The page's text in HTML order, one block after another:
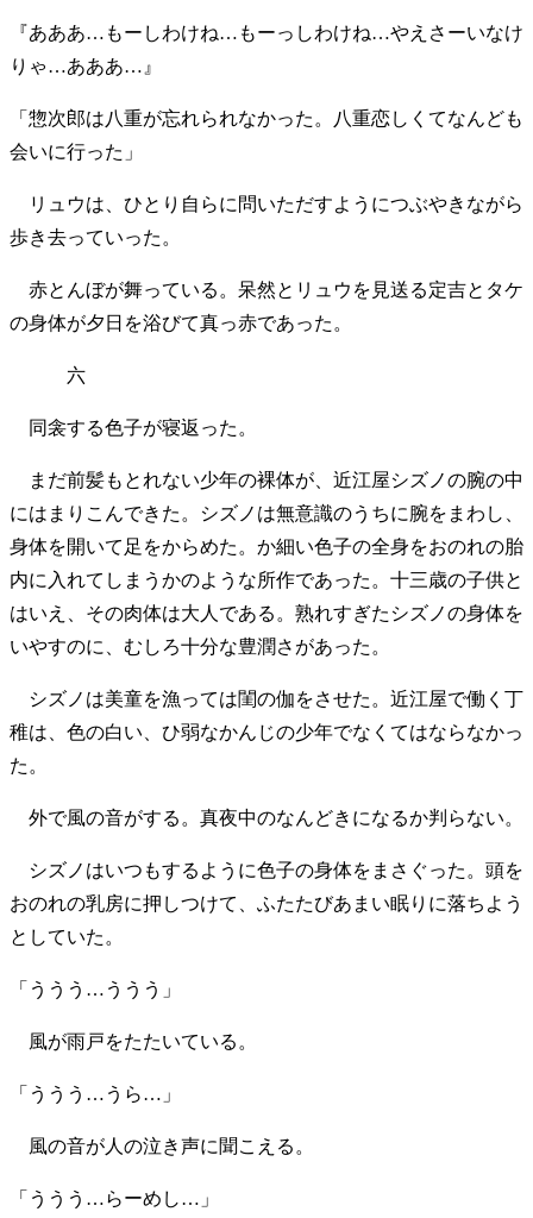
『あああ…もーしわけね…もーっしわけね…やえさーいなけ
りゃ…あああ…』
「惣次郎は八重が忘れられなかった。八重恋しくてなんども
会いに行った」
リュウは、ひとり自らに問いただすようにつぶやきながら
歩き去っていった。
赤とんぼが舞っている。呆然とリュウを見送る定吉とタケ
の身体が夕日を浴びて真っ赤であった。
六
同衾する色子が寝返った。
まだ前髪もとれない少年の裸体が、近江屋シズノの腕の中
にはまりこんできた。シズノは無意識のうちに腕をまわし、
身体を開いて足をからめた。か細い色子の全身をおのれの胎
内に入れてしまうかのような所作であった。十三歳の子供と
はいえ、その肉体は大人である。熟れすぎたシズノの身体を
いやすのに、むしろ十分な豊潤さがあった。
シズノは美童を漁っては閨の伽をさせた。近江屋で働く丁
稚は、色の白い、ひ弱なかんじの少年でなくてはならなかっ
た。
外で風の音がする。真夜中のなんどきになるか判らない。
シズノはいつもするように色子の身体をまさぐった。頭を
おのれの乳房に押しつけて、ふたたびあまい眠りに落ちよう
としていた。
「ううう…ううう」
風が雨戸をたたいている。
「ううう…うら…」
風の音が人の泣き声に聞こえる。
「ううう…らーめし…」